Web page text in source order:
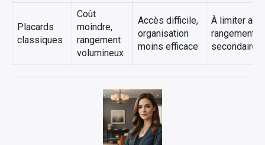
Placards
classiques
Coût
moindre,
rangement
volumineux
Accès difficile,
organisation
moins efficace
À limiter aux
rangements
secondaires